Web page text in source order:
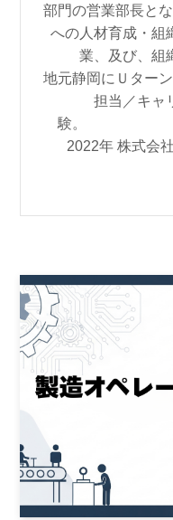
部門の営業部長と
への人材育成・組
業、及び、組
地元静岡にＵター
担当／キャ
2022年 株式会